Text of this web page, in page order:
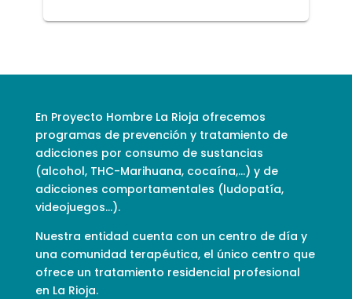
En Proyecto Hombre La Rioja ofrecemos
programas de prevención y tratamiento de
adicciones por consumo de sustancias
(alcohol, THC-Marihuana, cocaína,…) y de
adicciones comportamentales (ludopatía,
videojuegos…).
Nuestra entidad cuenta con un centro de día y
una comunidad terapéutica, el único centro que
ofrece un tratamiento residencial profesional
en La Rioja.